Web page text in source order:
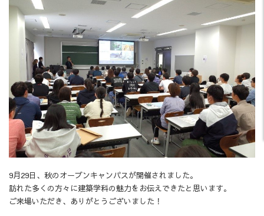
9月29日、秋のオープンキャンパスが開催されました。
訪れた多くの方々に建築学科の魅力をお伝えできたと思います。
ご来場いただき、ありがとうございました！